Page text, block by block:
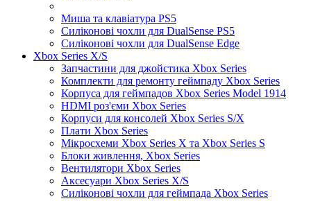
Миша та клавіатура PS5
Силіконові чохли для DualSense PS5
Силіконові чохли для DualSense Edge
Xbox Series X/S
Запчастини для джойстика Xbox Series
Комплекти для ремонту геймпаду Xbox Series
Корпуса для геймпадов Xbox Series Model 1914
HDMI роз'єми Xbox Series
Корпуси для консолей Xbox Series S/X
Плати Xbox Series
Мікросхеми Xbox Series X та Xbox Series S
Блоки живлення, Xbox Series
Вентилятори Xbox Series
Аксесуари Xbox Series X/S
Силіконові чохли для геймпада Xbox Series